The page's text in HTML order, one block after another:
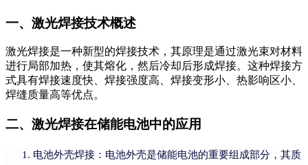
一、激光焊接技术概述
激光焊接是一种新型的焊接技术，其原理是通过激光束对材料
进行局部加热，使其熔化，然后冷却后形成焊接。这种焊接方
式具有焊接速度快、焊接强度高、焊接变形小、热影响区小、
焊缝质量高等优点。
二、激光焊接在储能电池中的应用
电池外壳焊接：电池外壳是储能电池的重要组成部分，其质